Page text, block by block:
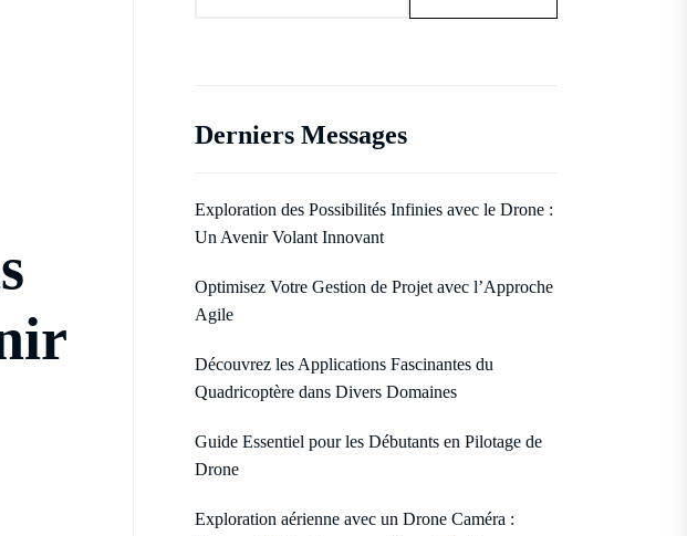
Derniers Messages
Exploration des Possibilités Infinies avec le Drone :
Un Avenir Volant Innovant
Optimisez Votre Gestion de Projet avec l’Approche
Agile
Découvrez les Applications Fascinantes du
Quadricoptère dans Divers Domaines
Guide Essentiel pour les Débutants en Pilotage de
Drone
Exploration aérienne avec un Drone Caméra :